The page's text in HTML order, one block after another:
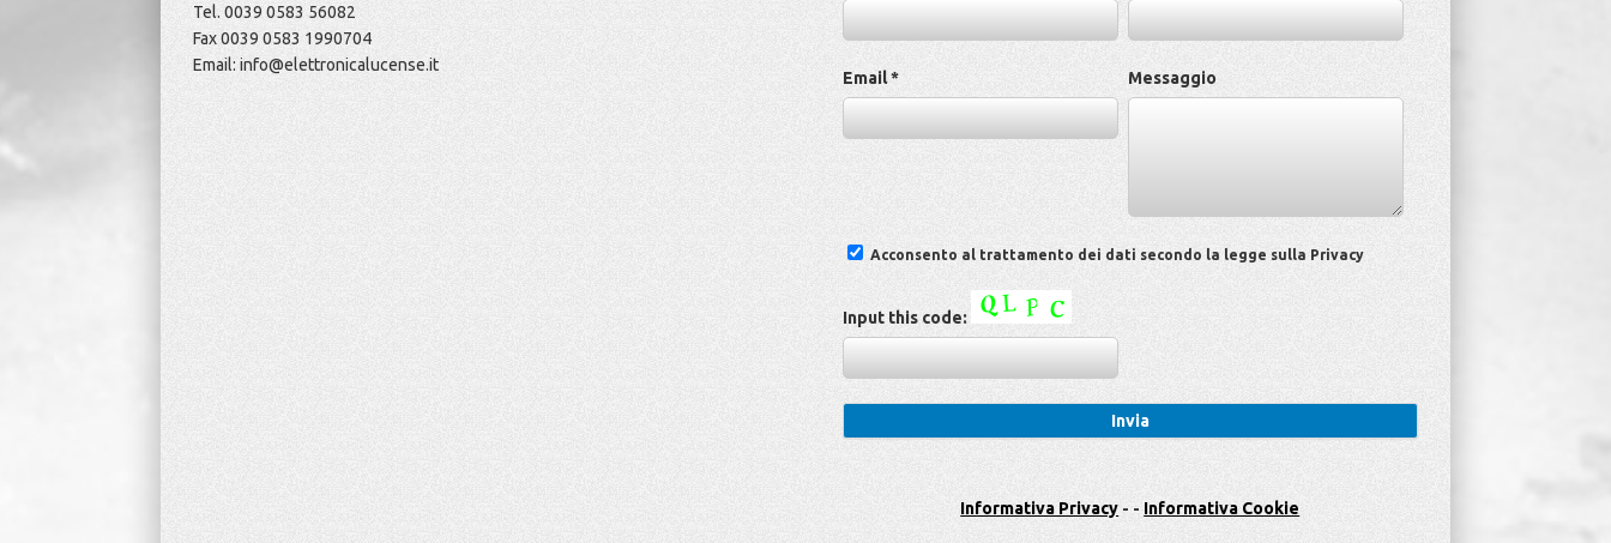
Email * Messaggio
Acconsento al trattamento dei dati secondo la legge sulla Privacy
Input this code:
Informativa Privacy - - Informativa Cookie
Tel. 0039 0583 56082
Fax 0039 0583 1990704
Email: info@elettronicalucense.it